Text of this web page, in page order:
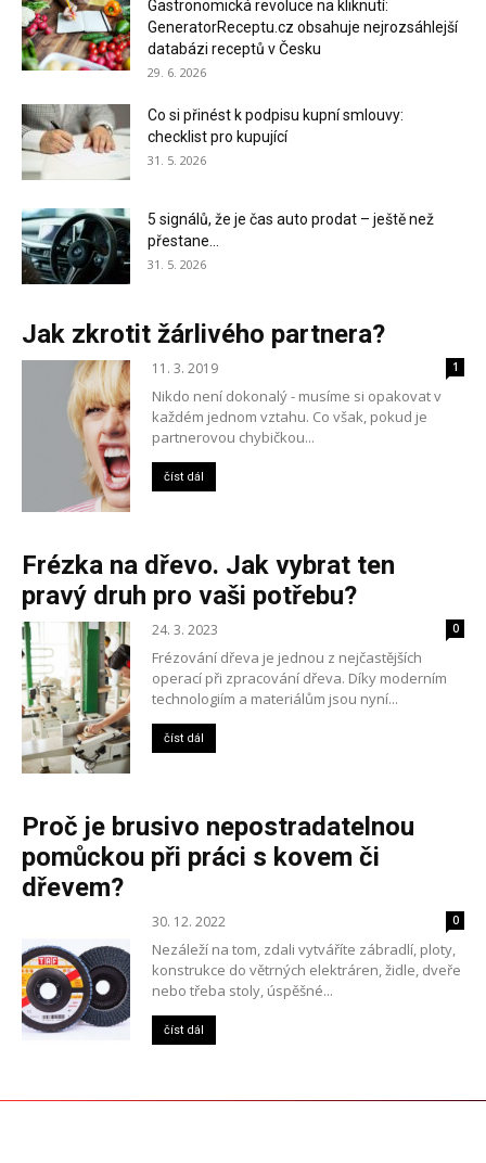
Gastronomická revoluce na kliknutí:
GeneratorReceptu.cz obsahuje nejrozsáhlejší
databázi receptů v Česku
29. 6. 2026
Co si přinést k podpisu kupní smlouvy:
checklist pro kupující
31. 5. 2026
5 signálů, že je čas auto prodat – ještě než
přestane...
31. 5. 2026
Jak zkrotit žárlivého partnera?
11. 3. 2019 1
Nikdo není dokonalý - musíme si opakovat v
každém jednom vztahu. Co však, pokud je
partnerovou chybičkou...
číst dál
Frézka na dřevo. Jak vybrat ten
pravý druh pro vaši potřebu?
24. 3. 2023 0
Frézování dřeva je jednou z nejčastějších
operací při zpracování dřeva. Díky moderním
technologiím a materiálům jsou nyní...
číst dál
Proč je brusivo nepostradatelnou
pomůckou při práci s kovem či
dřevem?
30. 12. 2022 0
Nezáleží na tom, zdali vytváříte zábradlí, ploty,
konstrukce do větrných elektráren, židle, dveře
nebo třeba stoly, úspěšné...
číst dál